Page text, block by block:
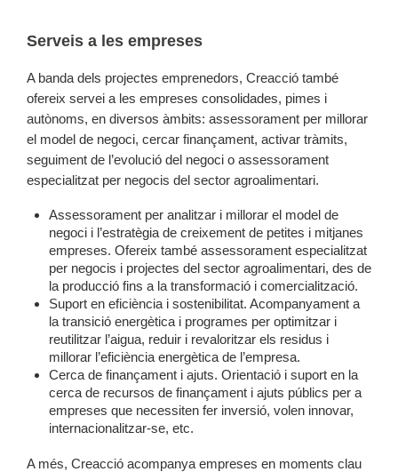
Serveis a les empreses
A banda dels projectes emprenedors, Creacció també
ofereix servei a les empreses consolidades, pimes i
autònoms, en diversos àmbits: assessorament per millorar
el model de negoci, cercar finançament, activar tràmits,
seguiment de l’evolució del negoci o assessorament
especialitzat per negocis del sector agroalimentari.
Assessorament per analitzar i millorar el model de
negoci i l’estratègia de creixement de petites i mitjanes
empreses. Ofereix també assessorament especialitzat
per negocis i projectes del sector agroalimentari, des de
la producció fins a la transformació i comercialització.
Suport en eficiència i sostenibilitat. Acompanyament a
la transició energètica i programes per optimitzar i
reutilitzar l’aigua, reduir i revaloritzar els residus i
millorar l’eficiència energètica de l’empresa.
Cerca de finançament i ajuts. Orientació i suport en la
cerca de recursos de finançament i ajuts públics per a
empreses que necessiten fer inversió, volen innovar,
internacionalitzar-se, etc.
A més, Creacció acompanya empreses en moments clau